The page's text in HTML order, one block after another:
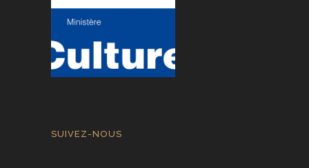
SUIVEZ-NOUS